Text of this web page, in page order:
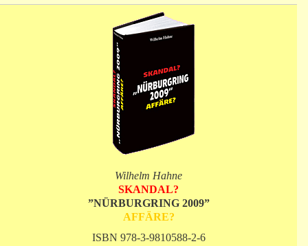
Wilhelm Hahne
SKANDAL?
”NÜRBURGRING 2009”
AFFÄRE?
ISBN 978-3-9810588-2-6